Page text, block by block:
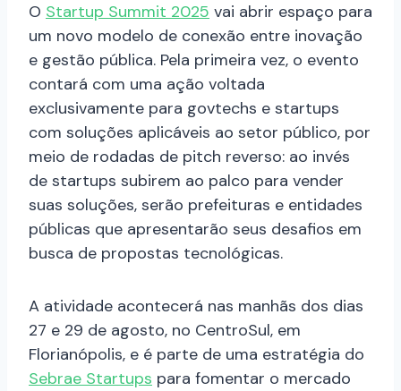
O Startup Summit 2025 vai abrir espaço para
um novo modelo de conexão entre inovação
e gestão pública. Pela primeira vez, o evento
contará com uma ação voltada
exclusivamente para govtechs e startups
com soluções aplicáveis ao setor público, por
meio de rodadas de pitch reverso: ao invés
de startups subirem ao palco para vender
suas soluções, serão prefeituras e entidades
públicas que apresentarão seus desafios em
busca de propostas tecnológicas.
A atividade acontecerá nas manhãs dos dias
27 e 29 de agosto, no CentroSul, em
Florianópolis, e é parte de uma estratégia do
Sebrae Startups para fomentar o mercado